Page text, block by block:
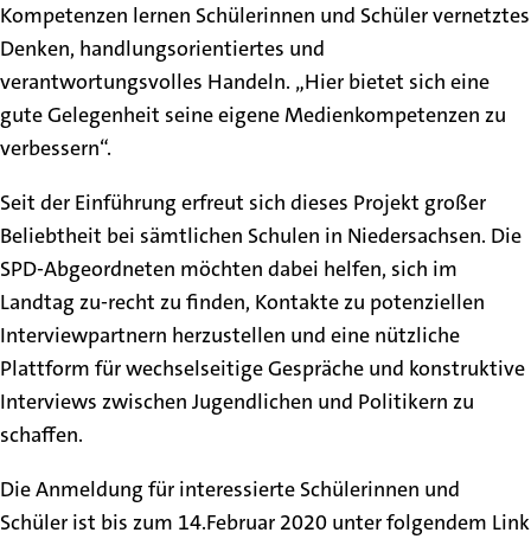
Kompetenzen lernen Schülerinnen und Schüler vernetztes
Denken, handlungsorientiertes und
verantwortungsvolles Handeln. „Hier bietet sich eine
gute Gelegenheit seine eigene Medienkompetenzen zu
verbessern“.
Seit der Einführung erfreut sich dieses Projekt großer
Beliebtheit bei sämtlichen Schulen in Niedersachsen. Die
SPD-Abgeordneten möchten dabei helfen, sich im
Landtag zu-recht zu finden, Kontakte zu potenziellen
Interviewpartnern herzustellen und eine nützliche
Plattform für wechselseitige Gespräche und konstruktive
Interviews zwischen Jugendlichen und Politikern zu
schaffen.
Die Anmeldung für interessierte Schülerinnen und
Schüler ist bis zum 14.Februar 2020 unter folgendem Link